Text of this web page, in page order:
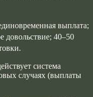
выплата;
довольствие; 40–50
система
случаях (выплаты